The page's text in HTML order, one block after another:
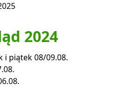
2024
i piątek 08/09.08.